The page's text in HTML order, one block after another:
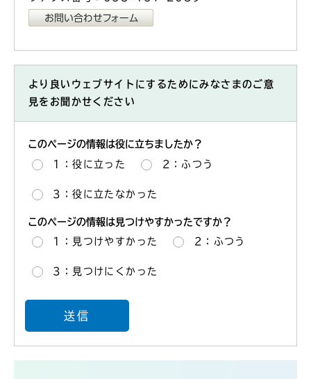
より良いウェブサイトにするためにみなさまのご意
見をお聞かせください
このページの情報は役に立ちましたか？
1：役に立った 2：ふつう
3：役に立たなかった
このページの情報は見つけやすかったですか？
1：見つけやすかった 2：ふつう
3：見つけにくかった